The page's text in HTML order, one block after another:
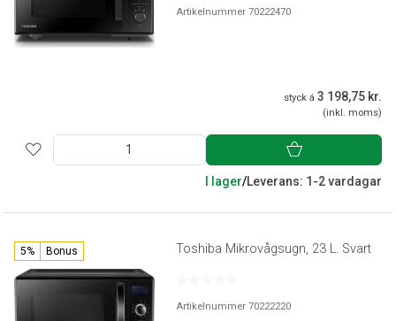
Artikelnummer 70222470
styck á 3 198,75 kr.
(inkl. moms)
I lager/Leverans: 1-2 vardagar
5% Bonus Toshiba Mikrovågsugn, 23 L. Svart
Artikelnummer 70222220